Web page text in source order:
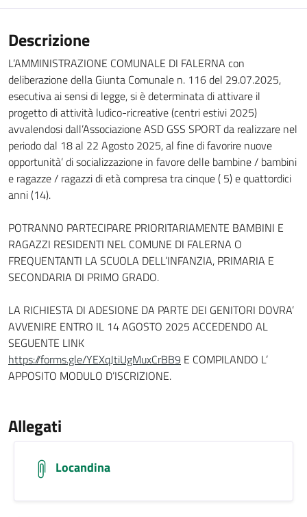
Descrizione
L’AMMINISTRAZIONE COMUNALE DI FALERNA con
deliberazione della Giunta Comunale n. 116 del 29.07.2025,
esecutiva ai sensi di legge, si è determinata di attivare il
progetto di attività ludico-ricreative (centri estivi 2025)
avvalendosi dall’Associazione ASD GSS SPORT da realizzare nel
periodo dal 18 al 22 Agosto 2025, al fine di favorire nuove
opportunità’ di socializzazione in favore delle bambine / bambini
e ragazze / ragazzi di età compresa tra cinque ( 5) e quattordici
anni (14).
POTRANNO PARTECIPARE PRIORITARIAMENTE BAMBINI E
RAGAZZI RESIDENTI NEL COMUNE DI FALERNA O
FREQUENTANTI LA SCUOLA DELL’INFANZIA, PRIMARIA E
SECONDARIA DI PRIMO GRADO.
LA RICHIESTA DI ADESIONE DA PARTE DEI GENITORI DOVRA’
AVVENIRE ENTRO IL 14 AGOSTO 2025 ACCEDENDO AL
SEGUENTE LINK
https://forms.gle/YEXqJtiUgMuxCrBB9 E COMPILANDO L’
APPOSITO MODULO D’ISCRIZIONE.
Allegati
Locandina